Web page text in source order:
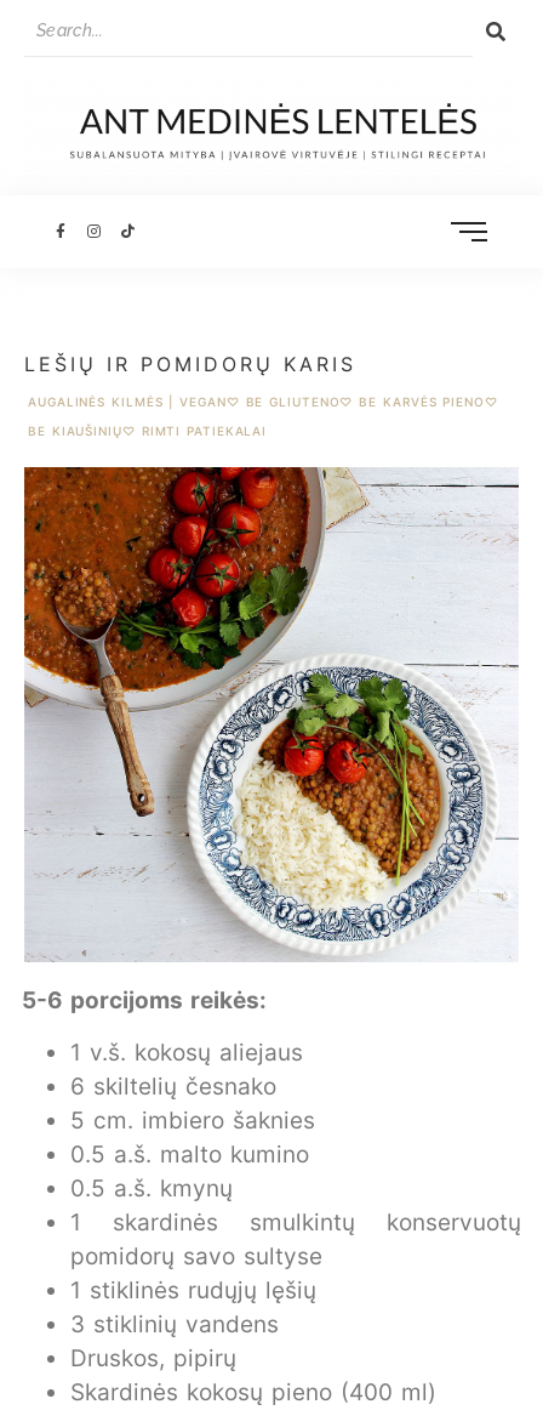
LEŠIŲ IR POMIDORŲ KARIS
AUGALINĖS KILMĖS | VEGAN♡ BE GLIUTENO♡ BE KARVĖS PIENO ♡
BE KIAUŠINIŲ♡ RIMTI PATIEKALAI
5-6 porcijoms reikės:
1 v.š. kokosų aliejaus
6 skiltelių česnako
5 cm. imbiero šaknies
0.5 a.š. malto kumino
0.5 a.š. kmynų
1 skardinės smulkintų konservuotų
pomidorų savo sultyse
1 stiklinės rudųjų lęšių
3 stiklinių vandens
Druskos, pipirų
Skardinės kokosų pieno (400 ml)